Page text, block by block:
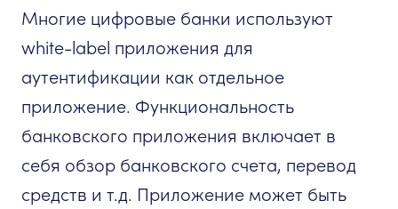
Многие цифровые банки используют
white-label приложения для
аутентификации как отдельное
приложение. Функциональность
банковского приложения включает в
себя обзор банковского счета, перевод
средств и т.д. Приложение может быть